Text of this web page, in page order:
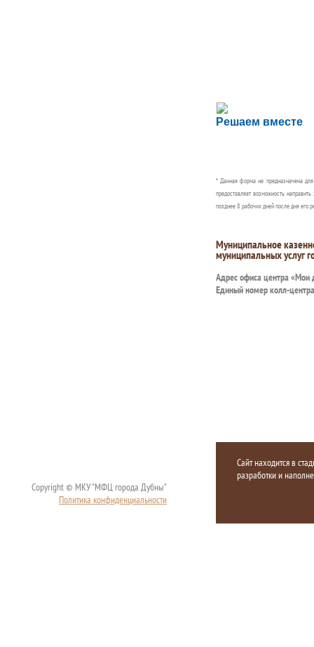
Решаем вместе
Сложности с
Сообщите об этом
* Данная форма не предназначена
предоставляет возможность
позднее 8 рабочих дней после дня его
Муниципальное
муниципальных услуг
Адрес офиса центра «Мои
Единый номер колл-
Copyright © МКУ "МФЦ города Дубны"
Политика конфиденциальности
Сайт находится в
разработки и